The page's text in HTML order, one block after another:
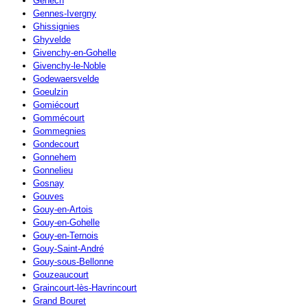
Gennes-Ivergny
Ghissignies
Ghyvelde
Givenchy-en-Gohelle
Givenchy-le-Noble
Godewaersvelde
Goeulzin
Gomiécourt
Gommécourt
Gommegnies
Gondecourt
Gonnehem
Gonnelieu
Gosnay
Gouves
Gouy-en-Artois
Gouy-en-Gohelle
Gouy-en-Ternois
Gouy-Saint-André
Gouy-sous-Bellonne
Gouzeaucourt
Graincourt-lès-Havrincourt
Grand Bouret